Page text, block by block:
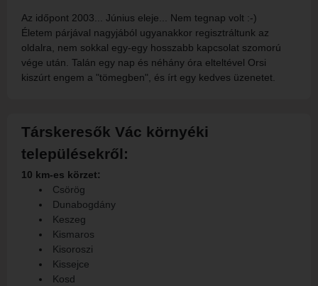
Az időpont 2003... Június eleje... Nem tegnap volt :-)
Életem párjával nagyjából ugyanakkor regisztráltunk az
oldalra, nem sokkal egy-egy hosszabb kapcsolat szomorú
vége után. Talán egy nap és néhány óra elteltével Orsi
kiszúrt engem a "tömegben", és írt egy kedves üzenetet.
Társkeresők Vác környéki
településekről:
10 km-es körzet:
Csörög
Dunabogdány
Keszeg
Kismaros
Kisoroszi
Kissejce
Kosd